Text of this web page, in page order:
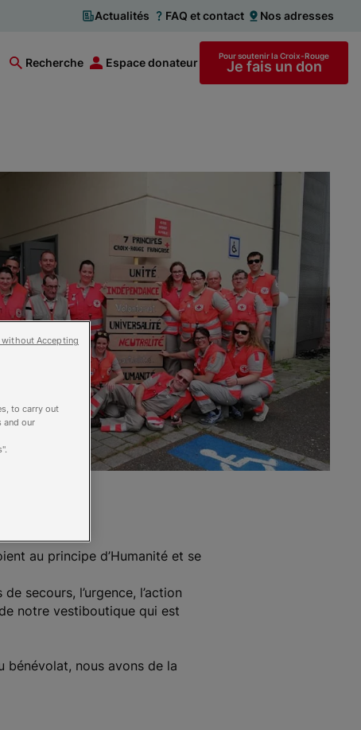
Actualités FAQ et contact Nos adresses
Recherche Espace donateur Pour soutenir la Croix-Rouge
Je fais un don
au principe d’Humanité et se
secours, l’urgence, l’action
notre vestiboutique qui est
bénévolat, nous avons de la
to carry out
and our
without Accepting